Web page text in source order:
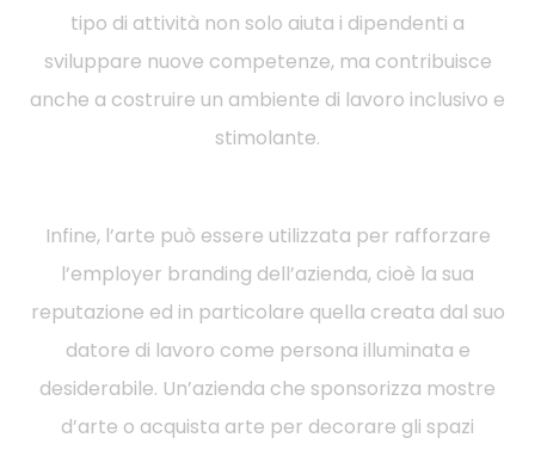
tipo di attività non solo aiuta i dipendenti a
sviluppare nuove competenze, ma contribuisce
anche a costruire un ambiente di lavoro inclusivo e
stimolante.
Infine, l’arte può essere utilizzata per rafforzare
l’employer branding dell’azienda, cioè la sua
reputazione ed in particolare quella creata dal suo
datore di lavoro come persona illuminata e
desiderabile. Un’azienda che sponsorizza mostre
d’arte o acquista arte per decorare gli spazi